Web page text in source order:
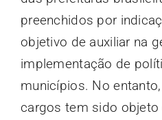
preenchidos por
objetivo de auxiliar na
implementação de
municípios. No
cargos tem sido